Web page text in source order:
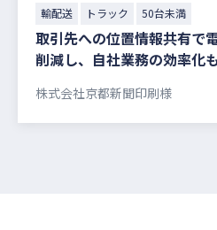
輸配送 トラック 50台未満
取引先への位置情報共有で
削減し、自社業務の効率化
株式会社京都新聞印刷様